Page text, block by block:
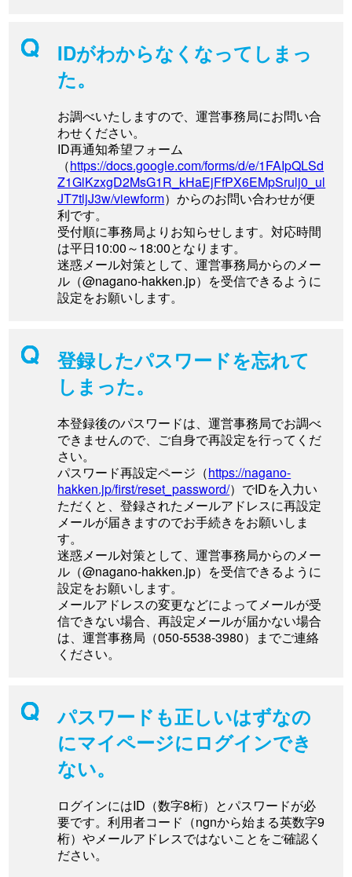
IDがわからなくなってしまっ
た。
お調べいたしますので、運営事務局にお問い合
わせください。
ID再通知希望フォーム
（https://docs.google.com/forms/d/e/1FAIpQLSd
Z1GlKzxgD2MsG1R_kHaEjFfPX6EMpSrulj0_ul
JT7tljJ3w/viewform）からのお問い合わせが便
利です。
受付順に事務局よりお知らせします。対応時間
は平日10:00～18:00となります。
迷惑メール対策として、運営事務局からのメー
ル（@nagano-hakken.jp）を受信できるように
設定をお願いします。
登録したパスワードを忘れて
しまった。
本登録後のパスワードは、運営事務局でお調べ
できませんので、ご自身で再設定を行ってくだ
さい。
パスワード再設定ページ（https://nagano-
hakken.jp/first/reset_password/）でIDを入力い
ただくと、登録されたメールアドレスに再設定
メールが届きますのでお手続きをお願いしま
す。
迷惑メール対策として、運営事務局からのメー
ル（@nagano-hakken.jp）を受信できるように
設定をお願いします。
メールアドレスの変更などによってメールが受
信できない場合、再設定メールが届かない場合
は、運営事務局（050-5538-3980）までご連絡
ください。
パスワードも正しいはずなの
にマイページにログインでき
ない。
ログインにはID（数字8桁）とパスワードが必
要です。利用者コード（ngnから始まる英数字9
桁）やメールアドレスではないことをご確認く
ださい。